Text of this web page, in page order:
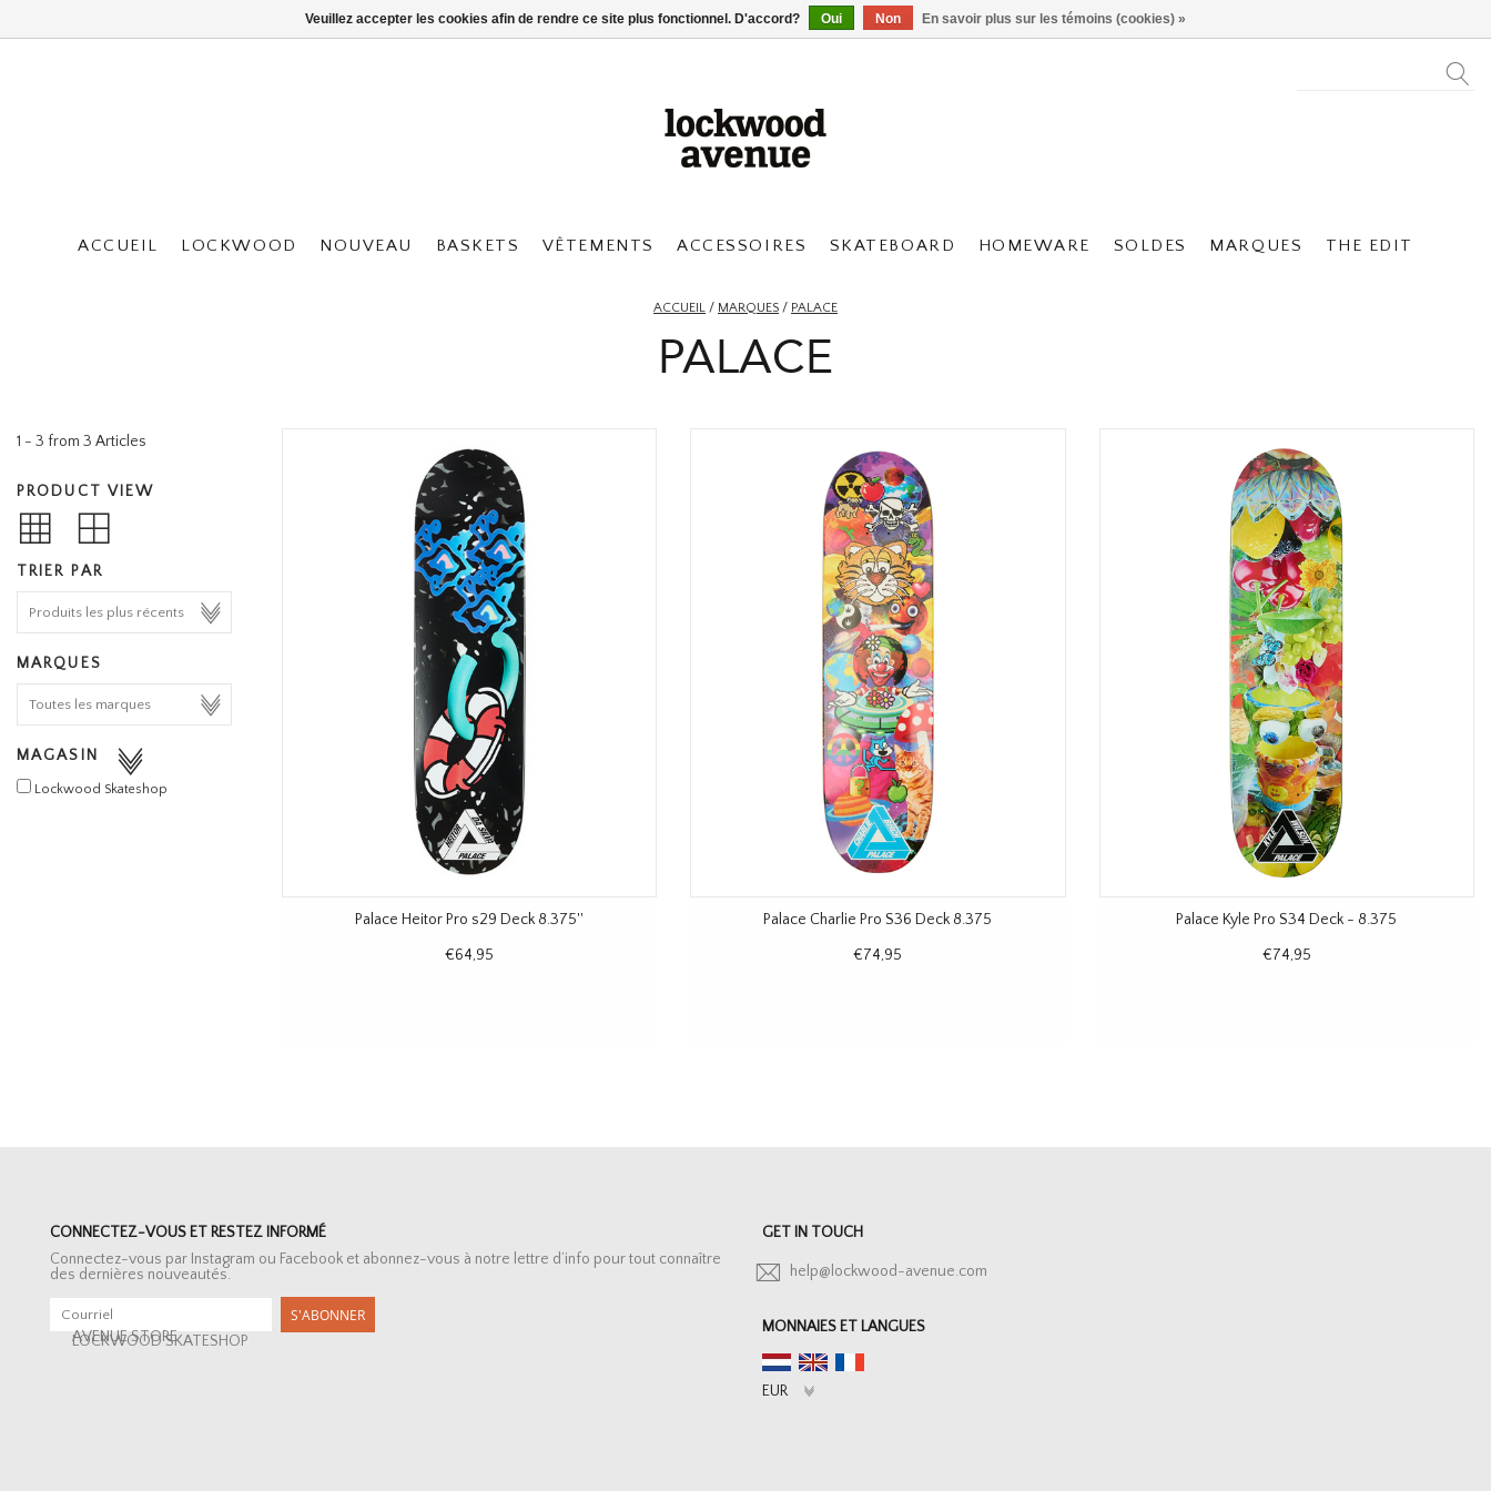
ACCUEIL LOCKWOOD NOUVEAU BASKETS VÊTEMENTS ACCESSOIRES SKATEBOARD HOMEWARE SOLDES MARQUES THE EDIT
ACCUEIL / MARQUES / PALACE
PALACE
1 - 3 from 3 Articles
PRODUCT VIEW
TRIER PAR
MARQUES
MAGASIN
Lockwood Skateshop
Palace Heitor Pro s29 Deck 8.375''
€64,95
Palace Charlie Pro S36 Deck 8.375
€74,95
Palace Kyle Pro S34 Deck - 8.375
€74,95
CONNECTEZ-VOUS ET RESTEZ INFORMÉ
Connectez-vous par Instagram ou Facebook et abonnez-vous à notre lettre d’info pour tout connaître
des dernières nouveautés.
S'ABONNER
AVENUE STORE
LOCKWOOD SKATESHOP
GET IN TOUCH
help@lockwood-avenue.com
MONNAIES ET LANGUES
Veuillez accepter les cookies afin de rendre ce site plus fonctionnel. D'accord? Oui Non En savoir plus sur les témoins (cookies) »